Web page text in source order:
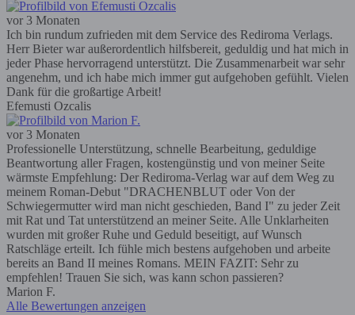
vor 3 Monaten
Ich bin rundum zufrieden mit dem Service des Rediroma Verlags.
Herr Bieter war außerordentlich hilfsbereit, geduldig und hat mich in
jeder Phase hervorragend unterstützt. Die Zusammenarbeit war sehr
angenehm, und ich habe mich immer gut aufgehoben gefühlt. Vielen
Dank für die großartige Arbeit!
Efemusti Ozcalis
vor 3 Monaten
Professionelle Unterstützung, schnelle Bearbeitung, geduldige
Beantwortung aller Fragen, kostengünstig und von meiner Seite
wärmste Empfehlung: Der Rediroma-Verlag war auf dem Weg zu
meinem Roman-Debut "DRACHENBLUT oder Von der
Schwiegermutter wird man nicht geschieden, Band I" zu jeder Zeit
mit Rat und Tat unterstützend an meiner Seite. Alle Unklarheiten
wurden mit großer Ruhe und Geduld beseitigt, auf Wunsch
Ratschläge erteilt. Ich fühle mich bestens aufgehoben und arbeite
bereits an Band II meines Romans. MEIN FAZIT: Sehr zu
empfehlen! Trauen Sie sich, was kann schon passieren?
Marion F.
Alle Bewertungen anzeigen